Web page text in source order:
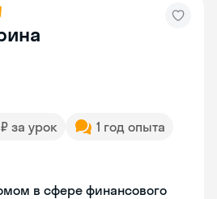
за урок
1 год опыта
в сфере финансового